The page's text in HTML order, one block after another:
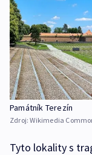
Památník Terezín
Zdroj:Wikimedia
Tyto lokality s